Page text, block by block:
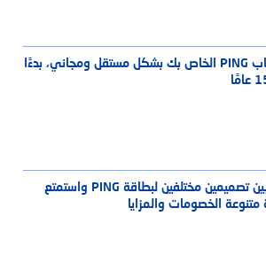
افتح حساب PING الخاص بك بشكل مستقل ومجاني، بدءًا
اختر من بين تصميمين مختلفين لبطاقة PING واستمتع
الخصومات والمزايا